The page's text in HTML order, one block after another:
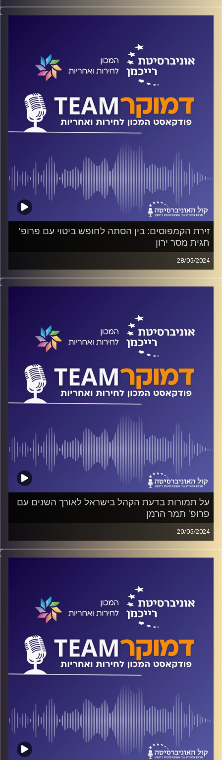
פודקאסט המכון לחירות ואחריות באוניברסיטת רייכמן
האזרחית להתגבר על המתחים הלאומיים. ומה חלקה של תיירות
הפנים בכל אלה? על כל אלה ועוד, ולקראת יום ירושלים,
משוחח ד"ר חיים וייצמן עם ד"ר מריק שטרן, גיאוגרף
עירוני-פוליטי, עמית מחקר במכון ון ליר ומרצה בכיר בבית הספר
לאדריכלות בנגב, מכללת סמי שמעון.
קרדיט תמונות:המכון לחירות ואחריות
זירת הקמפוסים: בין הסתה לחופש ביטוי עם פרופ'
חגית מסר ירון
28/05/2024
פודקאסט המכון לחירות ואחריות באוניברסיטת רייכמן
חופש הביטוי באקדמיה? והאם גבולות חופש הביטוי של
הסטודנטים שונים מאלו של הסגל האקדמי? על כל אלה ועוד
משוחח ד"ר חיים וייצמן עם פרופ' (אמריטה) חגית מסר ירון יו"ר
ארגון בשער – אקדמיה למען החברה בישראל
קרדיט תמונות:המכון לחירות ואחריות
על תמורות בדעת הקהל בישראל לאורך השנים עם
פרופ' תמר הרמן
20/05/2024
פודקאסט המכון לחירות ואחריות באוניברסיטת רייכמן
על סקרי דעת קהל ועל חשיבותם הן לציבור והן למקבלי
משוחח ד"ר חיים וייצמן עם פרופ' תמר הרמן
המכון לחירות ואחריות